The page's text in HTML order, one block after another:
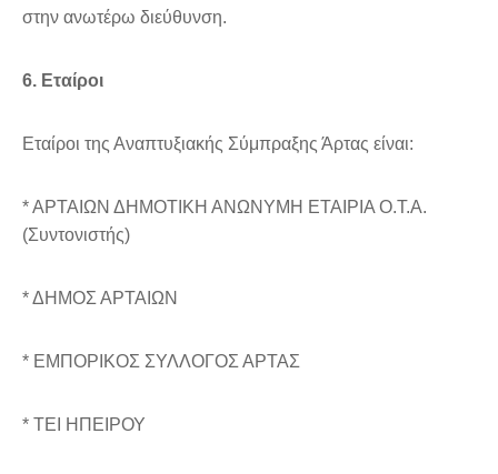
στην ανωτέρω διεύθυνση.
6. Εταίροι
Εταίροι της Αναπτυξιακής Σύμπραξης Άρτας είναι:
* ΑΡΤΑΙΩΝ ΔΗΜΟΤΙΚΗ ΑΝΩΝΥΜΗ ΕΤΑΙΡΙΑ Ο.Τ.Α.
(Συντονιστής)
* ΔΗΜΟΣ ΑΡΤΑΙΩΝ
* ΕΜΠΟΡΙΚΟΣ ΣΥΛΛΟΓΟΣ ΑΡΤΑΣ
* ΤΕΙ ΗΠΕΙΡΟΥ